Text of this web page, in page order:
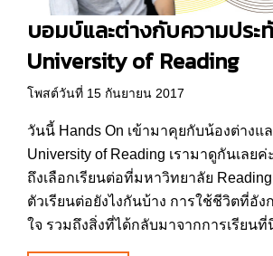
บอมบ์และต่างกับความประ
University of Reading
โพสต์วันที่ 15 กันยายน 2017
วันนี้ Hands On เข้ามาคุยกับน้องต่างแ
University of Reading เรามาดูกันเลย
ถึงเลือกเรียนต่อที่มหาวิทยาลัย
ตัวเรียนต่อยังไงกันบ้าง การใช้ชีวิตที่อั
ใจ รวมถึงสิ่งที่ได้กลับมาจากการเรียนที่